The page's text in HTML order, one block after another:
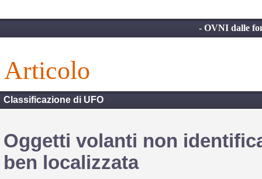
- OVNI dalle
articolo
Classificazione di UFO
Oggetti volanti non
ben localizzata